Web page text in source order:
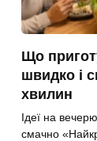
Що
швидко і
хвилин
Ідеї на
смачно